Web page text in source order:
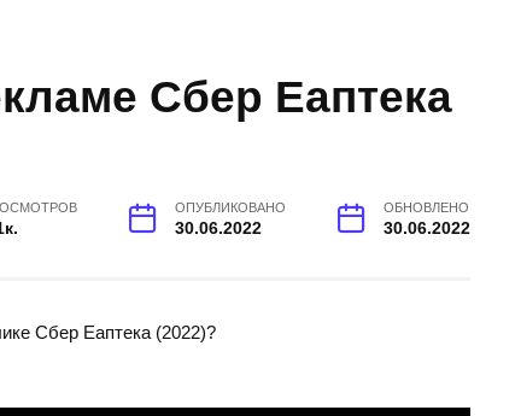
Сбер Еаптека
ОПУБЛИКОВАНО
30.06.2022
ОБНОВЛЕНО
30.06.2022
Сбер Еаптека (2022)?